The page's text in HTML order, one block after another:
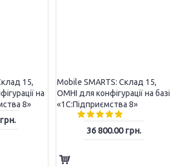
15,
на
8»
Mobile SMARTS: Склад 15,
ОМНІ для конфігурації на базі
«1С:Підприємства 8»
36 800.00 грн.